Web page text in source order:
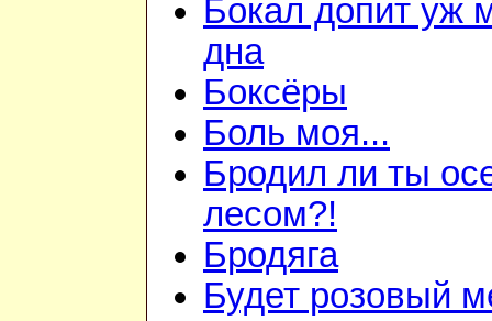
Бокал допит уж
дна
Боксёры
Боль моя...
Бродил ли ты
лесом?!
Бродяга
Будет розовый